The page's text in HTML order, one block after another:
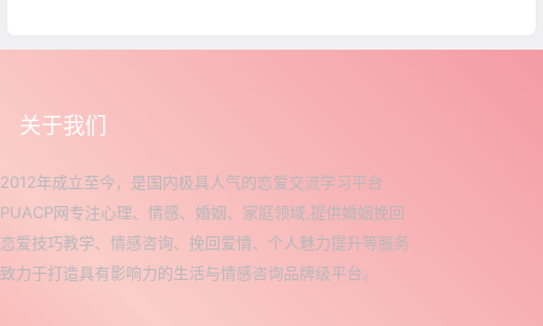
关于我们
2012年成立至今，是国内极具人气的恋爱交流学习平台
PUACP网专注心理、情感、婚姻、家庭领域,提供婚姻挽回
恋爱技巧教学、情感咨询、挽回爱情、个人魅力提升等服务
致力于打造具有影响力的生活与情感咨询品牌级平台。